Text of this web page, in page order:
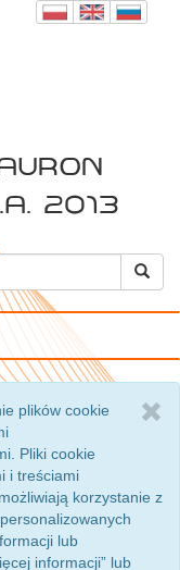
2013
plików cookie
Pliki cookie
i treściami
korzystanie z
lub
informacji” lub